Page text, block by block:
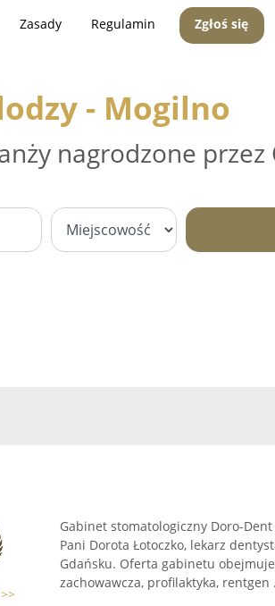
Zasady Regulamin Zgłoś się
- Mogilno
nagrodzone przez
Gabinet stomatologiczny Doro-
Pani Dorota Łotoczko, lekarz
Gdańsku. Oferta gabinetu
zachowawcza, profilaktyka, rentgen